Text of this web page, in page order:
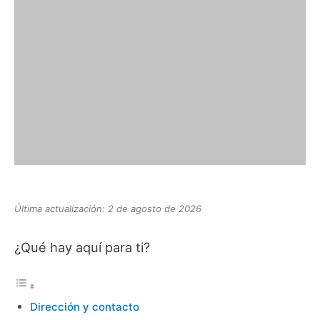
Última actualización: 2 de agosto de 2026
¿Qué hay aquí para ti?
Dirección y contacto